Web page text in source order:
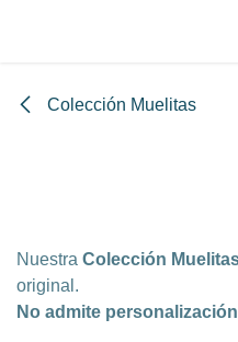
Colección Muelitas
NuestraColección
original.
No admite